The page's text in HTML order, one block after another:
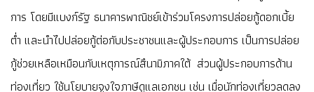
การ โดยมีแบงก์รัฐ ธนาคารพาณิชย์เข้าร่วมโครงการปล่อยกู้ดอกเบี้ย
ต่ำ และนำไปปล่อยกู้ต่อกับประชาชนและผู้ประกอบการ เป็นการปล่อย
กู้ช่วยเหลือเหมือนกับเหตุการณ์สึนามิภาคใต้ ส่วนผู้ประกอบการด้าน
ท่องเที่ยว ใช้นโยบายจูงใจภาษีดูแลเอกชน เช่น เมื่อนักท่องเที่ยวลดลง